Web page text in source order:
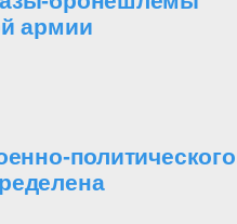
армии
политического